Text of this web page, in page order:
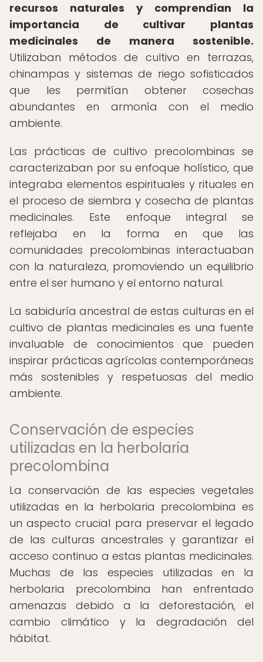
recursos naturales y comprendían la
importancia de cultivar plantas
medicinales de manera sostenible.
Utilizaban métodos de cultivo en terrazas,
chinampas y sistemas de riego sofisticados
que les permitían obtener cosechas
abundantes en armonía con el medio
ambiente.
Las prácticas de cultivo precolombinas se
caracterizaban por su enfoque holístico, que
integraba elementos espirituales y rituales en
el proceso de siembra y cosecha de plantas
medicinales. Este enfoque integral se
reflejaba en la forma en que las
comunidades precolombinas interactuaban
con la naturaleza, promoviendo un equilibrio
entre el ser humano y el entorno natural.
La sabiduría ancestral de estas culturas en el
cultivo de plantas medicinales es una fuente
invaluable de conocimientos que pueden
inspirar prácticas agrícolas contemporáneas
más sostenibles y respetuosas del medio
ambiente.
Conservación de especies
utilizadas en la herbolaria
precolombina
La conservación de las especies vegetales
utilizadas en la herbolaria precolombina es
un aspecto crucial para preservar el legado
de las culturas ancestrales y garantizar el
acceso continuo a estas plantas medicinales.
Muchas de las especies utilizadas en la
herbolaria precolombina han enfrentado
amenazas debido a la deforestación, el
cambio climático y la degradación del
hábitat.